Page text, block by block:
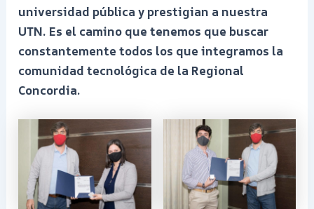
universidad pública y prestigian a nuestra
UTN. Es el camino que tenemos que buscar
constantemente todos los que integramos la
comunidad tecnológica de la Regional
Concordia.